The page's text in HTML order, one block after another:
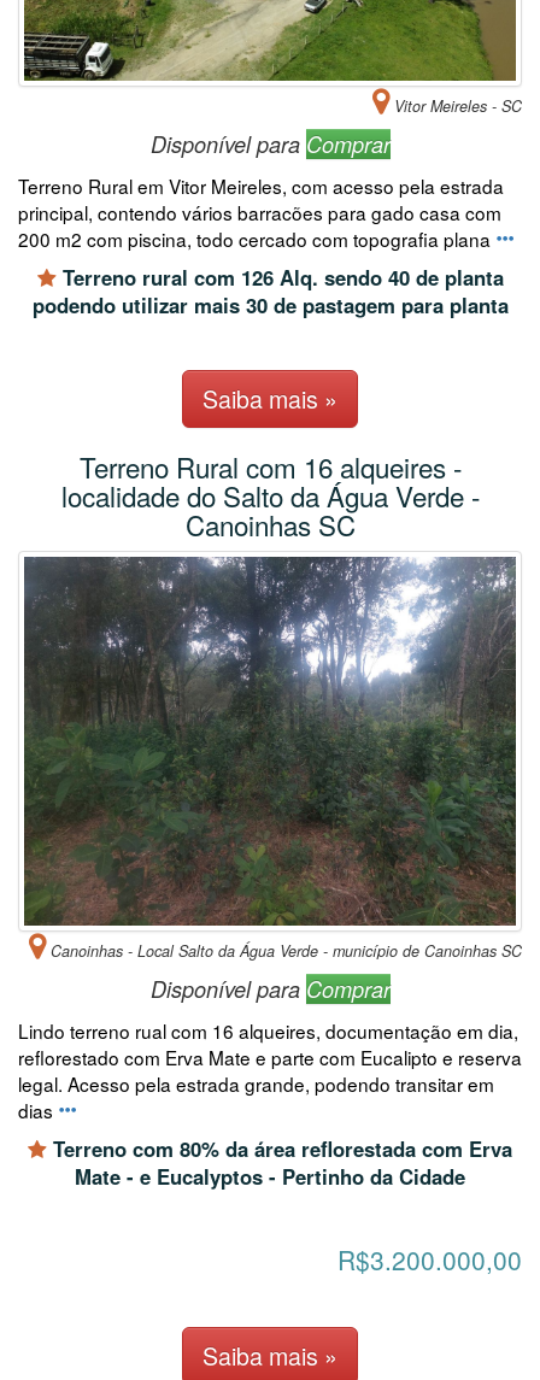
Vitor Meireles - SC
Disponível para Comprar
Terreno Rural em Vitor Meireles, com acesso pela estrada
principal, contendo vários barracões para gado casa com
200 m2 com piscina, todo cercado com topografia plana
Terreno rural com 126 Alq. sendo 40 de planta
podendo utilizar mais 30 de pastagem para planta
Saiba mais »
Terreno Rural com 16 alqueires -
localidade do Salto da Água Verde -
Canoinhas SC
Canoinhas - Local Salto da Água Verde - município de Canoinhas SC
Disponível para Comprar
Lindo terreno rual com 16 alqueires, documentação em dia,
reflorestado com Erva Mate e parte com Eucalipto e reserva
legal. Acesso pela estrada grande, podendo transitar em
dias
Terreno com 80% da área reflorestada com Erva
Mate - e Eucalyptos - Pertinho da Cidade
R$3.200.000,00
Saiba mais »